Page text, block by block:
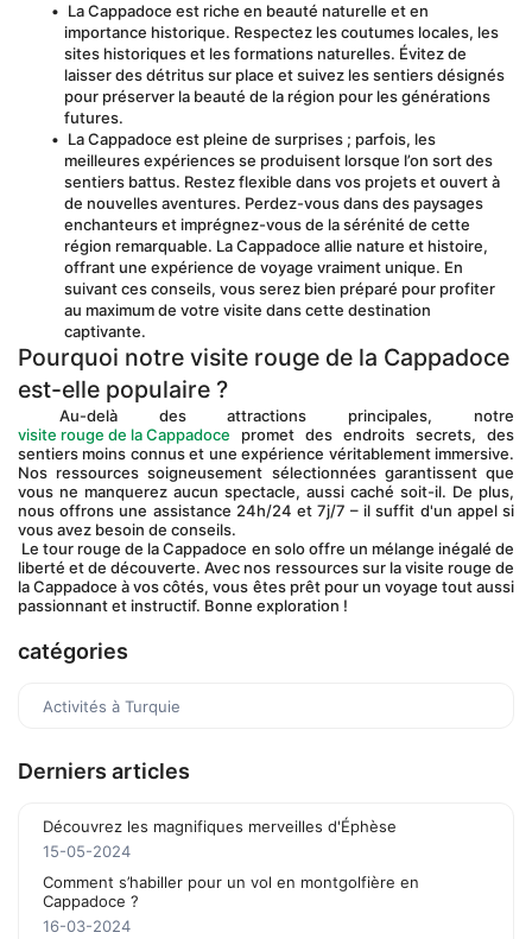
La Cappadoce est riche en beauté naturelle et en
importance historique. Respectez les coutumes locales, les
sites historiques et les formations naturelles. Évitez de
laisser des détritus sur place et suivez les sentiers désignés
pour préserver la beauté de la région pour les générations
futures.
La Cappadoce est pleine de surprises ; parfois, les
meilleures expériences se produisent lorsque l’on sort des
sentiers battus. Restez flexible dans vos projets et ouvert à
de nouvelles aventures. Perdez-vous dans des paysages
enchanteurs et imprégnez-vous de la sérénité de cette
région remarquable. La Cappadoce allie nature et histoire,
offrant une expérience de voyage vraiment unique. En
suivant ces conseils, vous serez bien préparé pour profiter
au maximum de votre visite dans cette destination
captivante.
Pourquoi notre visite rouge de la Cappadoce
est-elle populaire ?
Au-delà des attractions principales, notre
visite rouge de la Cappadoce promet des endroits secrets, des
sentiers moins connus et une expérience véritablement immersive.
Nos ressources soigneusement sélectionnées garantissent que
vous ne manquerez aucun spectacle, aussi caché soit-il. De plus,
nous offrons une assistance 24h/24 et 7j/7 – il suffit d'un appel si
vous avez besoin de conseils.
liberté et de découverte. Avec nos ressources sur la visite rouge de
la Cappadoce à vos côtés, vous êtes prêt pour un voyage tout aussi
passionnant et instructif. Bonne exploration !
catégories
Activités à Turquie
Derniers articles
Découvrez les magnifiques merveilles d'Éphèse
15-05-2024
Comment s’habiller pour un vol en montgolfière en
Cappadoce ?
16-03-2024